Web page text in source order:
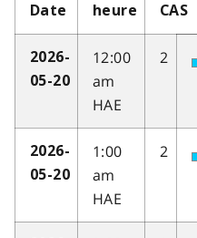
Date heure CAS
2026-
05-20
12:00
am
HAE
2
2026-
05-20
1:00
am
HAE
2